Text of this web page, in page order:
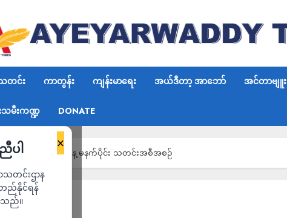
တင်း ကာတွန်း ကျန်းမာရေး အယ်ဒီတာ့ အာဘော် အင်တာဗျူး
သမီးကဏ္ဍ DONATE
×
ပါ
တင်းဌာန
ည်နိုင်ရန်
ည်။
၏ ဇူလိုင်လ ၁၉ရက်နေ့ မနက်ပိုင်း သတင်းအစီအစဉ်